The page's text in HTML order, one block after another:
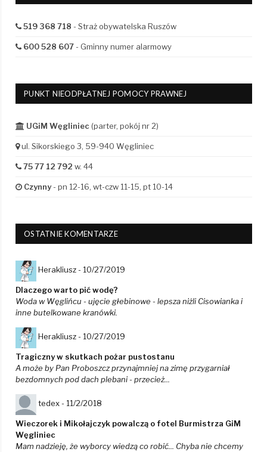
519 368 718 - Straż obywatelska Ruszów
600 528 607- Gminny numer alarmowy
PUNKT NIEODPŁATNEJ POMOCY PRAWNEJ
UGiM Węgliniec (parter, pokój nr 2)
ul. Sikorskiego 3, 59-940 Węgliniec
75 77 12 792 w. 44
Czynny- pn 12-16, wt-czw 11-15, pt 10-14
OSTATNIE KOMENTARZE
Herakliusz - 10/27/2019
Dlaczego warto pić wodę?
Woda w Węglińcu - ujęcie głebinowe - lepsza niżli Cisowianka i
inne butelkowane kranówki.
Herakliusz - 10/27/2019
Tragiczny w skutkach pożar pustostanu
A może by Pan Proboszcz przynajmniej na zimę przygarniał
bezdomnych pod dach plebani - przecież...
tedex - 11/2/2018
Wieczorek i Mikołajczyk powalczą o fotel Burmistrza GiM
Węgliniec
Mam nadzieję, że wyborcy wiedzą co robić... Chyba nie chcemy